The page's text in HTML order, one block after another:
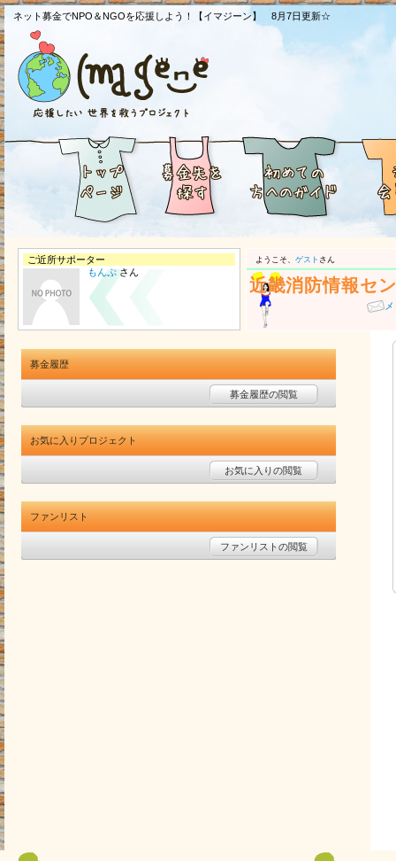
ネット募金でNPO＆NGOを応援しよう！【イマジーン】 8月7日更新☆
ご近所サポーター
もんぷさん
ようこそ、 ゲスト さん
近畿消防情報セ
募金履歴
募金履歴の閲覧
お気に入りプロジェクト
お気に入りの閲覧
ファンリスト
ファンリストの閲覧